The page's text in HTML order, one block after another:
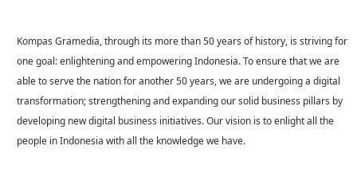
Kompas Gramedia, through its more than 50 years of history, is striving for
one goal: enlightening and empowering Indonesia. To ensure that we are
able to serve the nation for another 50 years, we are undergoing a digital
transformation; strengthening and expanding our solid business pillars by
developing new digital business initiatives. Our vision is to enlight all the
people in Indonesia with all the knowledge we have.